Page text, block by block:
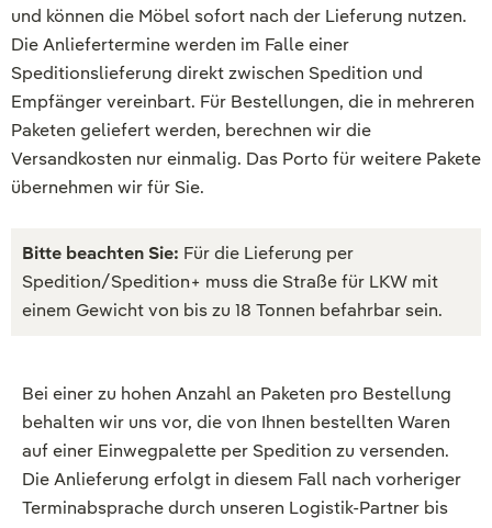
und können die Möbel sofort nach der Lieferung nutzen.
Die Anliefertermine werden im Falle einer
Speditionslieferung direkt zwischen Spedition und
Empfänger vereinbart. Für Bestellungen, die in mehreren
Paketen geliefert werden, berechnen wir die
Versandkosten nur einmalig. Das Porto für weitere Pakete
übernehmen wir für Sie.
Bitte beachten Sie: Für die Lieferung per
Spedition/Spedition+ muss die Straße für LKW mit
einem Gewicht von bis zu 18 Tonnen befahrbar sein.
Bei einer zu hohen Anzahl an Paketen pro Bestellung
behalten wir uns vor, die von Ihnen bestellten Waren
auf einer Einwegpalette per Spedition zu versenden.
Die Anlieferung erfolgt in diesem Fall nach vorheriger
Terminabsprache durch unseren Logistik-Partner bis